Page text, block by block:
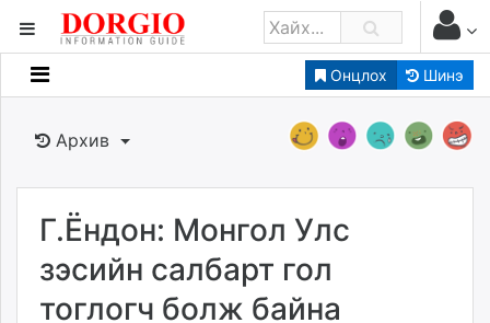
Онцлох Шинэ
Мэдээллийн
Банк санхүү
Бизнес ААН
Төрийн
Нийслэлийн
dorgio.mn
Архив
Г.Ёндон: Монгол Улс
зэсийн салбарт гол
тоглогч болж байна